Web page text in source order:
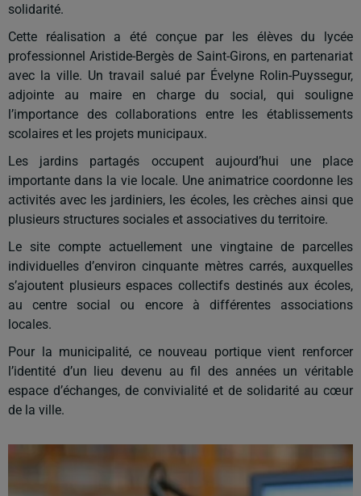
solidarité.
Cette réalisation a été conçue par les élèves du lycée
professionnel Aristide-Bergès de Saint-Girons, en partenariat
avec la ville. Un travail salué par Évelyne Rolin-Puyssegur,
adjointe au maire en charge du social, qui souligne
l’importance des collaborations entre les établissements
scolaires et les projets municipaux.
Les jardins partagés occupent aujourd’hui une place
importante dans la vie locale. Une animatrice coordonne les
activités avec les jardiniers, les écoles, les crèches ainsi que
plusieurs structures sociales et associatives du territoire.
Le site compte actuellement une vingtaine de parcelles
individuelles d’environ cinquante mètres carrés, auxquelles
s’ajoutent plusieurs espaces collectifs destinés aux écoles,
au centre social ou encore à différentes associations
locales.
Pour la municipalité, ce nouveau portique vient renforcer
l’identité d’un lieu devenu au fil des années un véritable
espace d’échanges, de convivialité et de solidarité au cœur
de la ville.